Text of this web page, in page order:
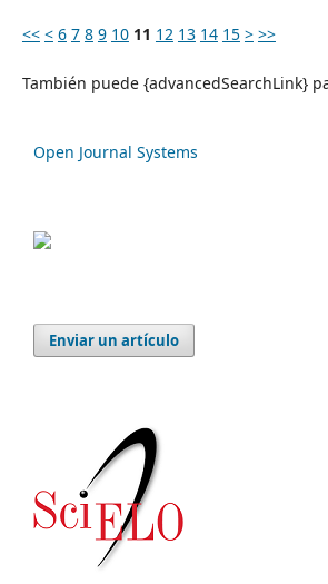
<< < 6 7 8 9 10 11 12 13 14 15 > >>
También puede {advancedSearchLink}
Open Journal Systems
Enviar un artículo